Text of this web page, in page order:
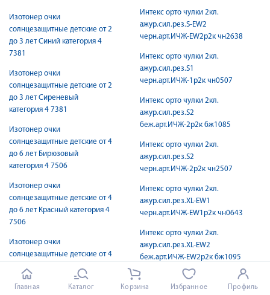
Изотонер очки
солнцезащитные детские от 2
до 3 лет Синий категория 4
7381
Изотонер очки
солнцезащитные детские от 2
до 3 лет Сиреневый
категория 4 7381
Изотонер очки
солнцезащитные детские от 4
до 6 лет Бирюзовый
категория 4 7506
Изотонер очки
солнцезащитные детские от 4
до 6 лет Красный категория 4
7506
Изотонер очки
солнцезащитные детские от 4
7506
Интекс орто чулки 2кл.
ажур.сил.рез.S-EW2
черн.арт.ИЧЖ-EW2р2к чн2638
Интекс орто чулки 2кл.
ажур.сил.рез.S1
черн.арт.ИЧЖ-1р2к чн0507
Интекс орто чулки 2кл.
ажур.сил.рез.S2
беж.арт.ИЧЖ-2р2к бж1085
Интекс орто чулки 2кл.
ажур.сил.рез.S2
черн.арт.ИЧЖ-2р2к чн2507
Интекс орто чулки 2кл.
ажур.сил.рез.XL-EW1
черн.арт.ИЧЖ-EW1р2к чн0643
Интекс орто чулки 2кл.
ажур.сил.рез.XL-EW2
беж.арт.ИЧЖ-EW2р2к бж1095
Интекс орто чулки 2кл.
ажур.сил.рез.XL1
Главная Каталог Корзина Избранное Профиль